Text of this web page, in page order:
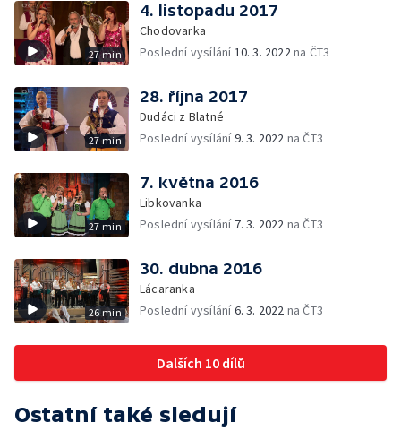
27 min
4. listopadu 2017
Chodovarka
Poslední vysílání10. 3. 2022na ČT3
27 min
28. října 2017
Dudáci z Blatné
Poslední vysílání9. 3. 2022 na ČT3
27 min
7. května 2016
Libkovanka
Poslední vysílání 7. 3. 2022 na ČT3
26 min
30. dubna 2016
Lácaranka
Poslední vysílání6. 3. 2022 na ČT3
Dalších 10 dílů
Ostatní také sledují